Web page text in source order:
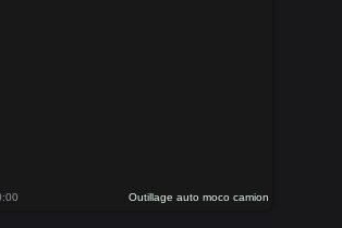
Outillage auto moco camion